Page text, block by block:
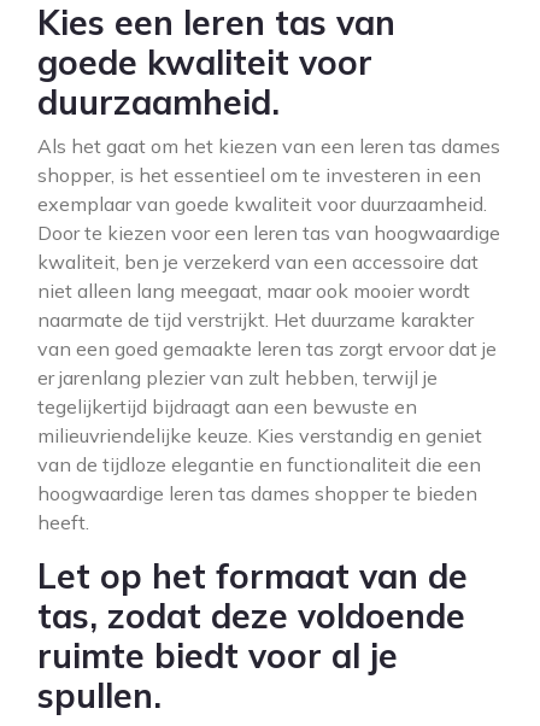
Kies een leren tas van
goede kwaliteit voor
duurzaamheid.
Als het gaat om het kiezen van een leren tas dames
shopper, is het essentieel om te investeren in een
exemplaar van goede kwaliteit voor duurzaamheid.
Door te kiezen voor een leren tas van hoogwaardige
kwaliteit, ben je verzekerd van een accessoire dat
niet alleen lang meegaat, maar ook mooier wordt
naarmate de tijd verstrijkt. Het duurzame karakter
van een goed gemaakte leren tas zorgt ervoor dat je
er jarenlang plezier van zult hebben, terwijl je
tegelijkertijd bijdraagt aan een bewuste en
milieuvriendelijke keuze. Kies verstandig en geniet
van de tijdloze elegantie en functionaliteit die een
hoogwaardige leren tas dames shopper te bieden
heeft.
Let op het formaat van de
tas, zodat deze voldoende
ruimte biedt voor al je
spullen.